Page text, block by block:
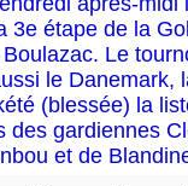
3e étape de la
Le
le Danemark,
(blessée) la
des gardiennes
et de